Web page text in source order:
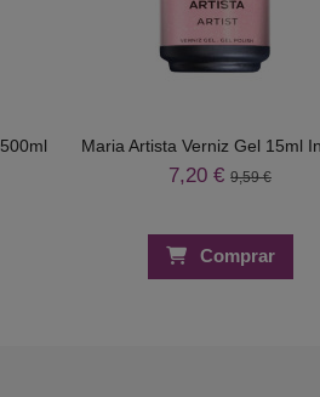
Maria Artista Verniz Gel 15ml
7,20 €9,59 €
Comprar